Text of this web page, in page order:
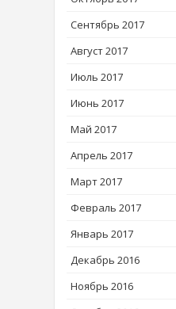
Сентябрь 2017
Август 2017
Июль 2017
Июнь 2017
Май 2017
Апрель 2017
Март 2017
Февраль 2017
Январь 2017
Декабрь 2016
Ноябрь 2016